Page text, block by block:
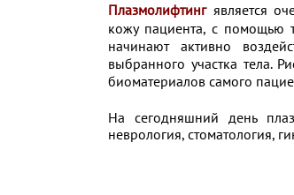
Плазмолифтинг является
кожу пациента, с помощью
начинают активно
выбранного участка тела.
биоматериалов самого
На сегодняшний день
неврология, стоматология,